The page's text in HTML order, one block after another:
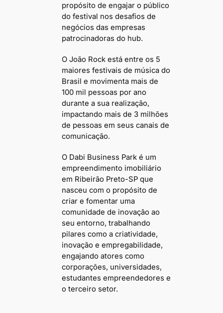
propósito de engajar o público
do festival nos desafios de
negócios das empresas
patrocinadoras do hub.
O João Rock está entre os 5
maiores festivais de música do
Brasil e movimenta mais de
100 mil pessoas por ano
durante a sua realização,
impactando mais de 3 milhões
de pessoas em seus canais de
comunicação.
O Dabi Business Park é um
empreendimento imobiliário
em Ribeirão Preto-SP que
nasceu com o propósito de
criar e fomentar uma
comunidade de inovação ao
seu entorno, trabalhando
pilares como a criatividade,
inovação e empregabilidade,
engajando atores como
corporações, universidades,
estudantes empreendedores e
o terceiro setor.